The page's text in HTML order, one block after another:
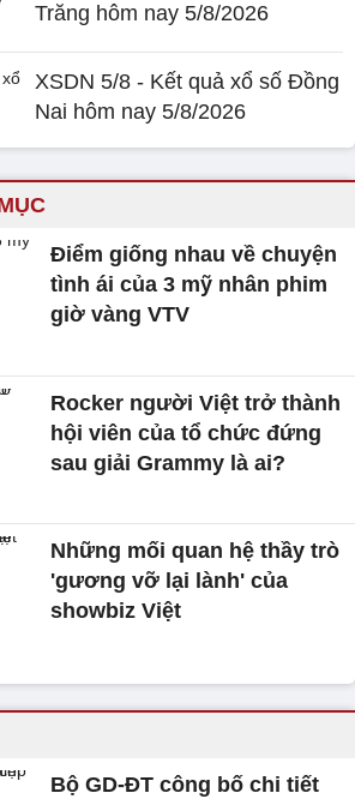
Trăng hôm nay 5/8/2026
XSDN 5/8 - Kết quả xổ số Đồng
Nai hôm nay 5/8/2026
Điểm giống nhau về chuyện
tình ái của 3 mỹ nhân phim
giờ vàng VTV
Rocker người Việt trở thành
hội viên của tổ chức đứng
sau giải Grammy là ai?
Những mối quan hệ thầy trò
'gương vỡ lại lành' của
showbiz Việt
Bộ GD-ĐT công bố chi tiết